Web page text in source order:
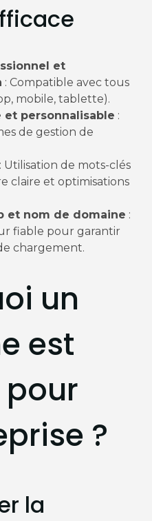
et
: Compatible avec tous
mobile, tablette).
personnalisable :
de gestion de
: Utilisation de mots-clés
claire et optimisations
et nom de domaine :
fiable pour garantir
chargement.
un
est
?
la